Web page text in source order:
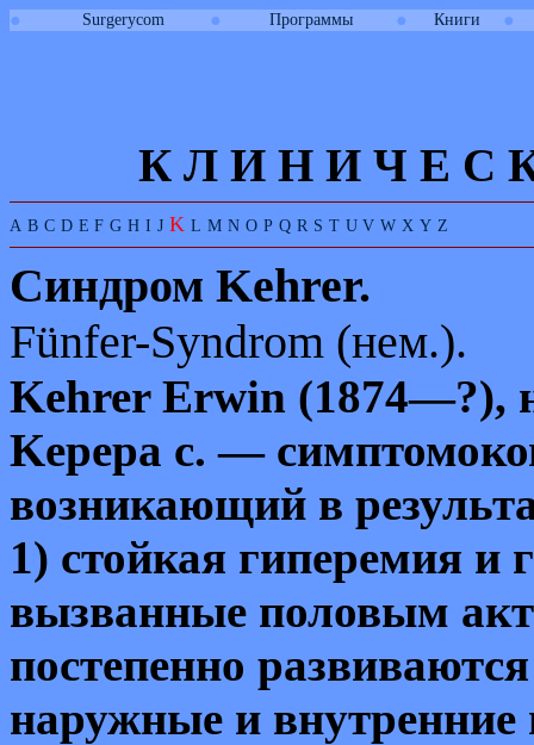
● Surgerycom ● Программы ● Книги ●
К Л И Н И Ч Е С
A B C D E F G H I J K L M N O P Q R S T U V W X Y Z
Синдром Kehrer.
Fünfer-Syndrom (нем.).
Kehrer Erwin (1874—?),
Kеpepa с. —
возникающий в
1) стойкая гиперемия и
вызванные половым
постепенно
наружные и